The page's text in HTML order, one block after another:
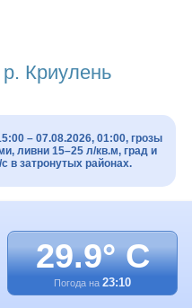
Криулень
– 07.08.2026, 01:00, грозы
ливни 15–25 л/кв.м, град и
в затронутых районах.
29.9° C
Погода на 23:10